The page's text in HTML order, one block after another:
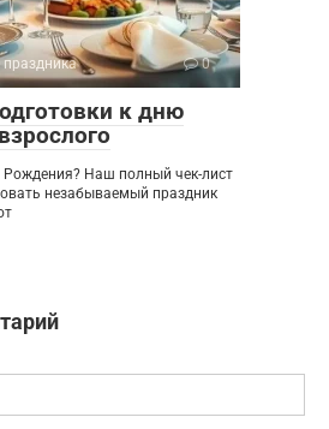
0
к дню
Рождения? Наш полный чек-лист
незабываемый праздник